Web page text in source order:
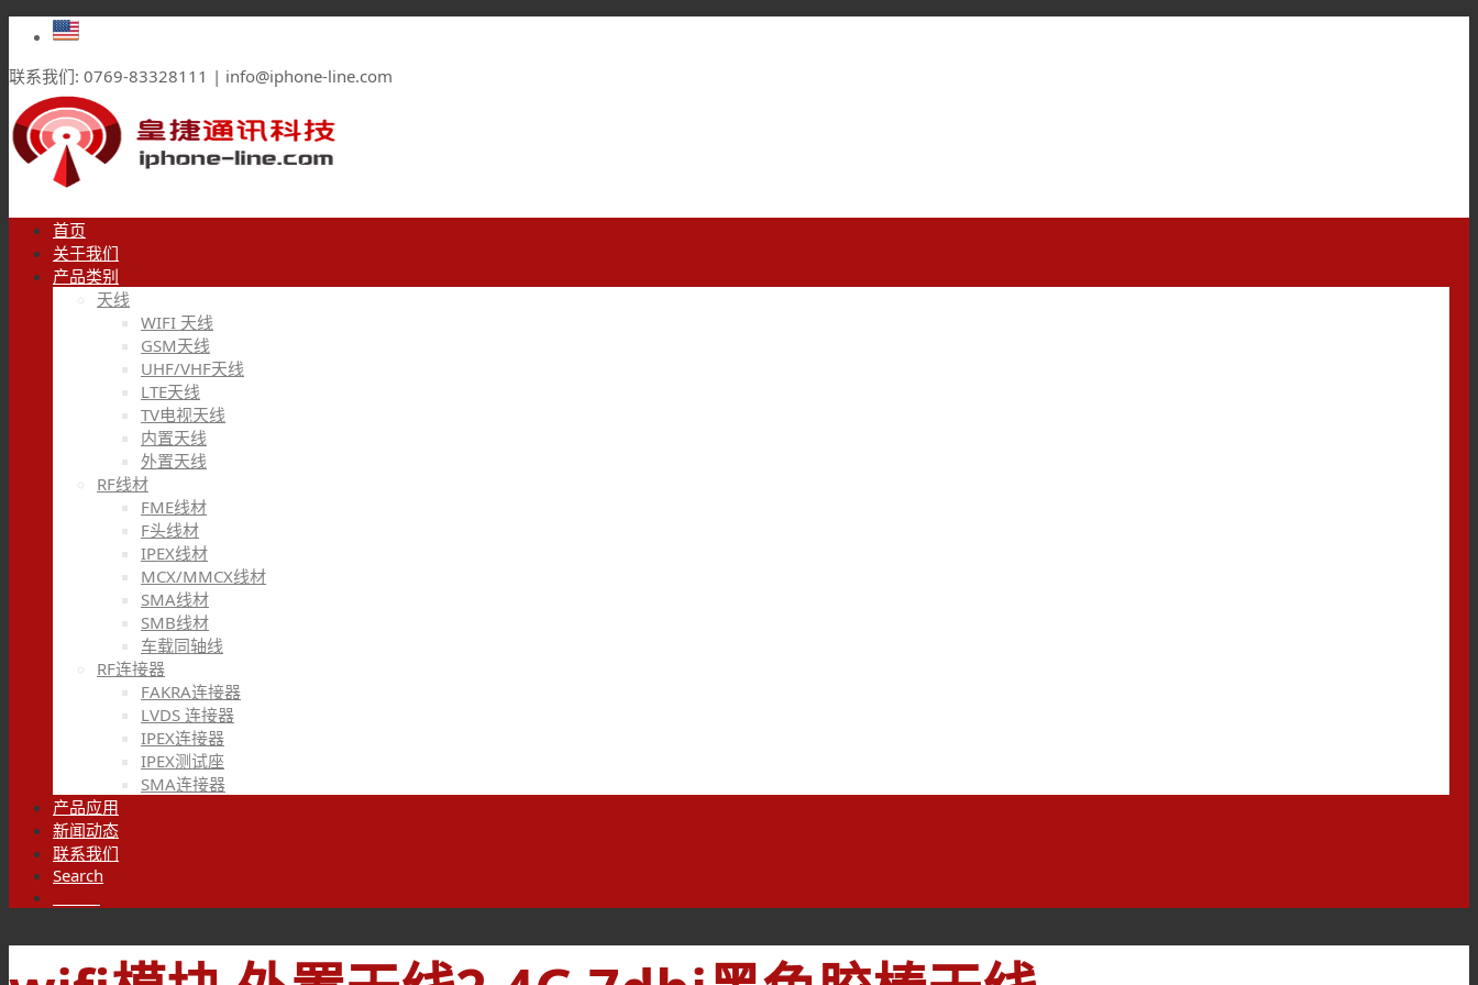
联系我们: 0769-83328111 | info@iphone-line.com
首页
关于我们
产品类别
天线
WIFI 天线
GSM天线
UHF/VHF天线
LTE天线
TV电视天线
内置天线
外置天线
RF线材
FME线材
F头线材
IPEX线材
MCX/MMCX线材
SMA线材
SMB线材
车载同轴线
RF连接器
FAKRA连接器
LVDS 连接器
IPEX连接器
IPEX测试座
SMA连接器
产品应用
新闻动态
联系我们
Search